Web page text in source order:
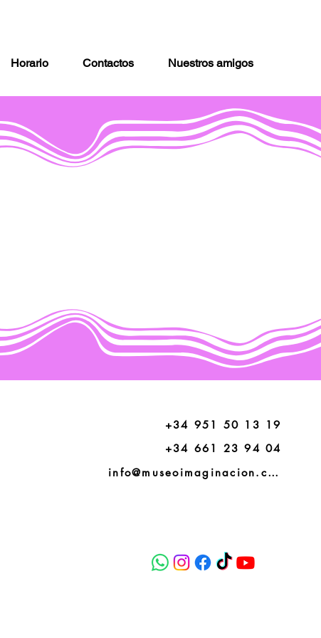
Horario Contactos Nuestros amigos
+34 951 50 13 19
+34 661 23 94 04
info@museoimaginacion.com